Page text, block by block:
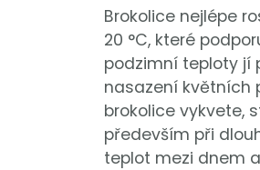
Brokolice nejlépe
20 °C, které
podzimní teploty jí
nasazení květních
brokolice vykvete,
především při
teplot mezi dnem